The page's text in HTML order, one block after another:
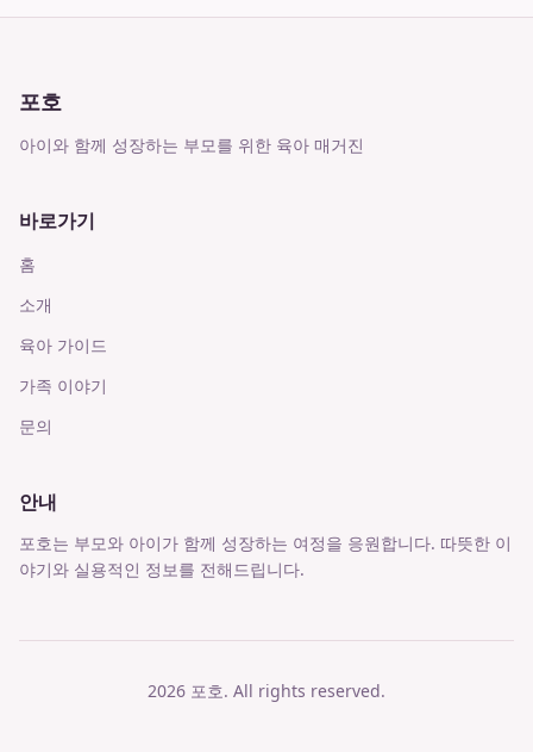
포호
아이와 함께 성장하는 부모를 위한 육아 매거진
바로가기
홈
소개
육아 가이드
가족 이야기
문의
안내
포호는 부모와 아이가 함께 성장하는 여정을 응원합니다. 따뜻한 이
야기와 실용적인 정보를 전해드립니다.
2026 포호. All rights reserved.